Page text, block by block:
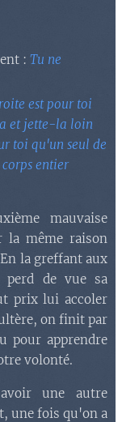
: Tu ne
est pour toi
et jette-la loin
toi qu'un seul de
corps entier
mauvaise
la même raison
la greffant aux
perd de vue sa
prix lui accoler
on finit par
pour apprendre
volonté.
une autre
une fois qu'on a